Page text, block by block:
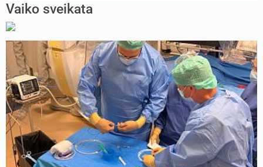
Vaiko sveikata